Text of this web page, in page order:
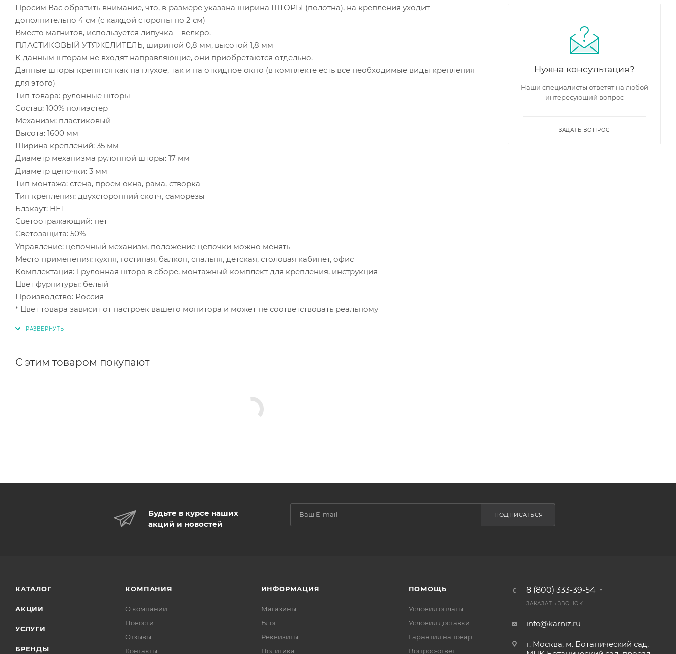
Просим Вас обратить внимание, что, в размере указана ширина ШТОРЫ (полотна), на крепления уходит
дополнительно 4 см (с каждой стороны по 2 см)
Вместо магнитов, используется липучка – велкро.
ПЛАСТИКОВЫЙ УТЯЖЕЛИТЕЛЬ, шириной 0,8 мм, высотой 1,8 мм
К данным шторам не входят направляющие, они приобретаются отдельно.
Данные шторы крепятся как на глухое, так и на откидное окно (в комплекте есть все необходимые виды крепления
для этого)
Тип товара: рулонные шторы
Состав: 100% полиэстер
Механизм: пластиковый
Высота: 1600 мм
Ширина креплений: 35 мм
Диаметр механизма рулонной шторы: 17 мм
Диаметр цепочки: 3 мм
Тип монтажа: стена, проём окна, рама, створка
Тип крепления: двухсторонний скотч, саморезы
Блэкаут: НЕТ
Светоотражающий: нет
Светозащита: 50%
Управление: цепочный механизм, положение цепочки можно менять
Место применения: кухня, гостиная, балкон, спальня, детская, столовая кабинет, офис
Комплектация: 1 рулонная штора в сборе, монтажный комплект для крепления, инструкция
Цвет фурнитуры: белый
Производство: Россия
* Цвет товара зависит от настроек вашего монитора и может не соответствовать реальному
С этим товаром покупают
Нужна консультация?
Наши специалисты ответят на любой
интересующий вопрос
ЗАДАТЬ ВОПРОС
Будьте в курсе наших
акций и новостей
ПОДПИСАТЬСЯ
КАТАЛОГ
АКЦИИ
УСЛУГИ
БРЕНДЫ
КОМПАНИЯ
О компании
Новости
Отзывы
Контакты
ИНФОРМАЦИЯ
Магазины
Блог
Реквизиты
Политика
ПОМОЩЬ
Условия оплаты
Условия доставки
Гарантия на товар
Вопрос-ответ
8 (800) 333-39-54
ЗАКАЗАТЬ ЗВОНОК
info@karniz.ru
г. Москва, м. Ботанический сад,